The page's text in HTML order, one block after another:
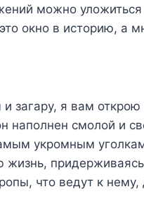
можно
окно в историю, а
загару, я вам
наполнен смолой и
укромным
что ведут к